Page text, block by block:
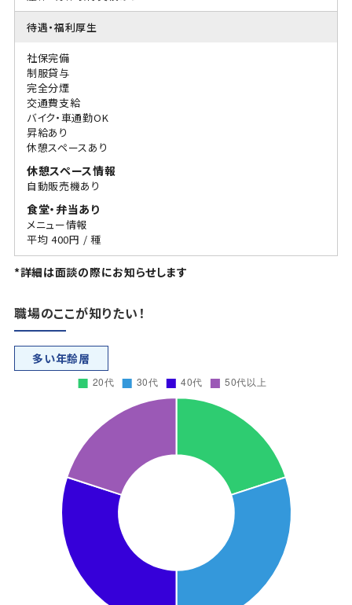
待遇・福利厚生
社保完備
制服貸与
完全分煙
交通費支給
バイク・車通勤OK
昇給あり
休憩スペースあり
休憩スペース情報
自動販売機あり
食堂・弁当あり
メニュー情報
平均 400円 / 種
*詳細は面談の際にお知らせします
職場のここが知りたい！
多い年齢層